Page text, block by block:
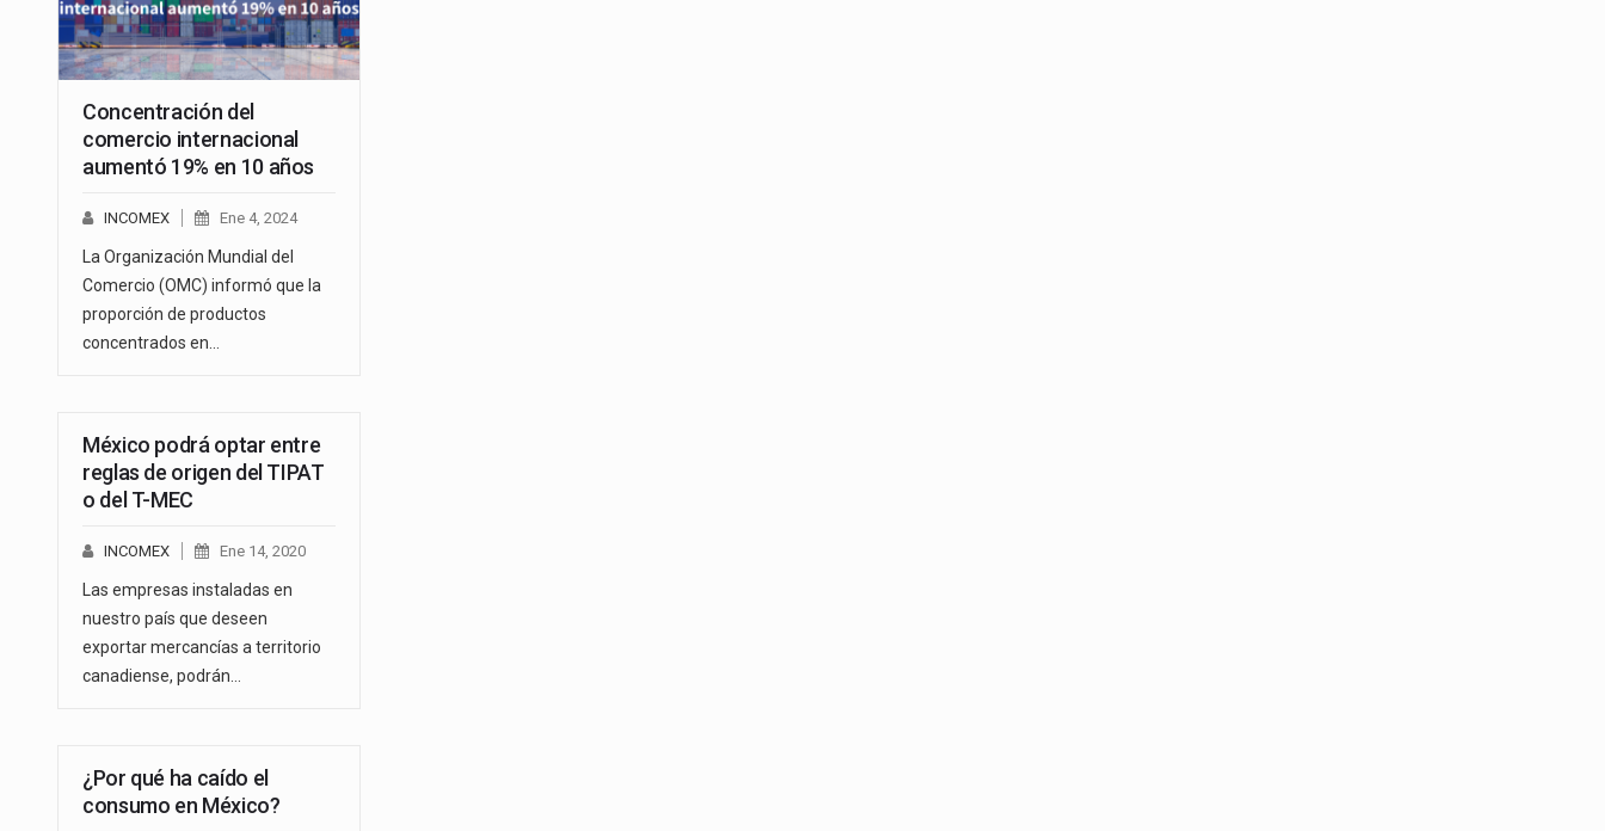
Concentración del
comercio internacional
aumentó 19% en 10 años
INCOMEX Ene 4, 2024
La Organización Mundial del
Comercio (OMC) informó que la
proporción de productos
concentrados en…
México podrá optar entre
reglas de origen del TIPAT
o del T-MEC
INCOMEX Ene 14, 2020
Las empresas instaladas en
nuestro país que deseen
exportar mercancías a territorio
canadiense, podrán…
¿Por qué ha caído el
consumo en México?